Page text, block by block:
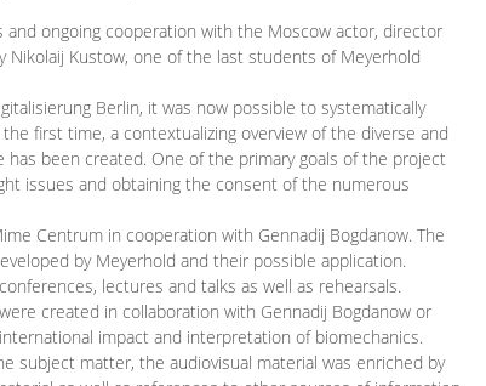
ongoing cooperation with the Moscow actor, director
Nikolaij Kustow, one of the last students of Meyerhold
Berlin, it was now possible to systematically
first time, a contextualizing overview of the diverse and
been created. One of the primary goals of the project
issues and obtaining the consent of the numerous
Centrum in cooperation with Gennadij Bogdanow. The
by Meyerhold and their possible application.
lectures and talks as well as rehearsals.
created in collaboration with Gennadij Bogdanow or
impact and interpretation of biomechanics.
subject matter, the audiovisual material was enriched by